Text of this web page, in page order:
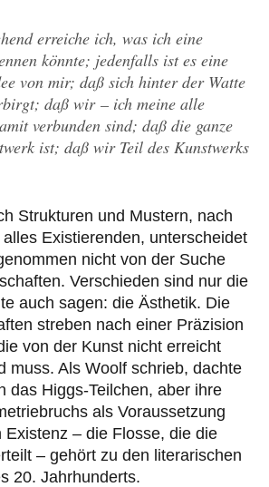
erreiche ich, was ich eine
könnte; jedenfalls ist es eine
von mir; daß sich hinter der Watte
daß wir – ich meine alle
verbunden sind; daß die ganze
ist; daß wir Teil des Kunstwerks
Strukturen und Mustern, nach
Existierenden, unterscheidet
nicht von der Suche
Verschieden sind nur die
auch sagen: die Ästhetik. Die
streben nach einer Präzision
von der Kunst nicht erreicht
muss. Als Woolf schrieb, dachte
das Higgs-Teilchen, aber ihre
als Voraussetzung
Existenz – die Flosse, die die
– gehört zu den literarischen
20. Jahrhunderts.